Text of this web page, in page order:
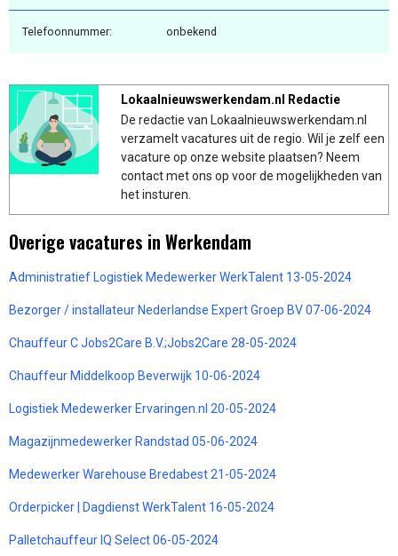
Telefoonnummer: onbekend
Lokaalnieuwswerkendam.nl Redactie
De redactie van Lokaalnieuwswerkendam.nl
verzamelt vacatures uit de regio. Wil je zelf een
vacature op onze website plaatsen? Neem
contact met ons op voor de mogelijkheden van
het insturen.
Overige vacatures in Werkendam
Administratief Logistiek Medewerker WerkTalent 13-05-2024
Bezorger / installateur Nederlandse Expert Groep BV 07-06-2024
Chauffeur C Jobs2Care B.V.;Jobs2Care 28-05-2024
Chauffeur Middelkoop Beverwijk 10-06-2024
Logistiek Medewerker Ervaringen.nl 20-05-2024
Magazijnmedewerker Randstad 05-06-2024
Medewerker Warehouse Bredabest 21-05-2024
Orderpicker | Dagdienst WerkTalent 16-05-2024
Palletchauffeur IQ Select 06-05-2024